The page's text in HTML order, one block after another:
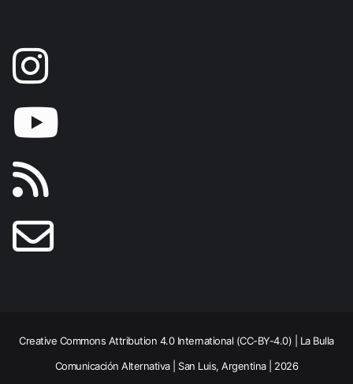
Creative Commons Attribution 4.0 International (CC-BY-4.0) | La Bulla
Comunicación Alternativa | San Luis, Argentina | 2026